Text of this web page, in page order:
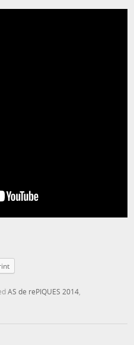
AS de rePIQUES 2014